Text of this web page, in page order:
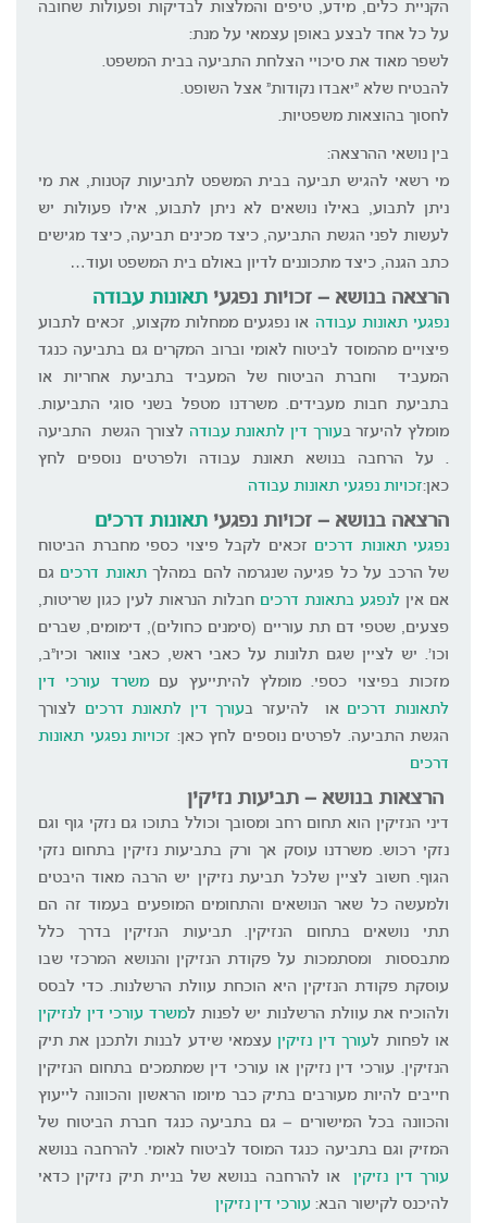
הקניית כלים, מידע, טיפים והמלצות לבדיקות ופעולות שחובה
על כל אחד לבצע באופן עצמאי על מנת:
לשפר מאוד את סיכויי הצלחת התביעה בבית המשפט.
להבטיח שלא "יאבדו נקודות" אצל השופט.
לחסוך בהוצאות משפטיות.
בין נושאי ההרצאה:
מי רשאי להגיש תביעה בבית המשפט לתביעות קטנות, את מי
ניתן לתבוע, באילו נושאים לא ניתן לתבוע, אילו פעולות יש
לעשות לפני הגשת התביעה, כיצד מכינים תביעה, כיצד מגישים
כתב הגנה, כיצד מתכוננים לדיון באולם בית המשפט ועוד…
הרצאה בנושא – זכויות נפגעי תאונות עבודה
נפגעי תאונות עבודה או נפגעים ממחלות מקצוע, זכאים לתבוע
פיצויים מהמוסד לביטוח לאומי וברוב המקרים גם בתביעה כנגד
המעביד וחברת הביטוח של המעביד בתביעת אחריות או
בתביעת חבות מעבידים. משרדנו מטפל בשני סוגי התביעות.
מומלץ להיעזר בעורך דין לתאונת עבודה לצורך הגשת התביעה
. על הרחבה בנושא תאונת עבודה ולפרטים נוספים לחץ
כאן:זכויות נפגעי תאונות עבודה
הרצאה בנושא – זכויות נפגעי תאונות דרכים
נפגעי תאונות דרכים זכאים לקבל פיצוי כספי מחברת הביטוח
של הרכב על כל פגיעה שנגרמה להם במהלךתאונת דרכים גם
אם אין לנפגע בתאונת דרכים חבלות הנראות לעין כגון שריטות,
פצעים, שטפי דם תת עוריים (סימנים כחולים), דימומים, שברים
וכו’. יש לציין שגם תלונות על כאבי ראש, כאבי צוואר וכיו"ב,
מזכות בפיצוי כספי. מומלץ להיתייעץ עםמשרד עורכי דין
לתאונות דרכים או להיעזר בעורך דין לתאונת דרכים לצורך
הגשת התביעה. לפרטים נוספים לחץ כאן: זכויות נפגעי תאונות
דרכים
הרצאות בנושא – תביעות נזיקין
דיני הנזיקין הוא תחום רחב ומסובך וכולל בתוכו גם נזקי גוף וגם
נזקי רכוש. משרדנו עוסק אך ורק בתביעות נזיקין בתחום נזקי
הגוף. חשוב לציין שלכל תביעת נזיקין יש הרבה מאוד היבטים
ולמעשה כל שאר הנושאים והתחומים המופעים בעמוד זה הם
תתי נושאים בתחום הנזיקין. תביעות הנזיקין בדרך כלל
מתבססות ומסתמכות על פקודת הנזיקין והנושא המרכזי שבו
עוסקת פקודת הנזיקין היא הוכחת עוולת הרשלנות. כדי לבסס
ולהוכיח את עוולת הרשלנות יש לפנות למשרד עורכי דין לנזיקין
או לפחות לעורך דין נזיקיןעצמאי שידע לבנות ולתכנן את תיק
הנזיקין. עורכי דין נזיקין או עורכי דין שמתמכים בתחום הנזיקין
חייבים להיות מעורבים בתיק כבר מיומו הראשון והכוונה לייעוץ
והכוונה בכל המישורים – גם בתביעה כנגד חברת הביטוח של
המזיק וגם בתביעה כנגד המוסד לביטוח לאומי. להרחבה בנושא
עורך דין נזיקיןאו להרחבה בנושא של בניית תיק נזיקין כדאי
להיכנס לקישור הבא: עורכי דין נזיקין